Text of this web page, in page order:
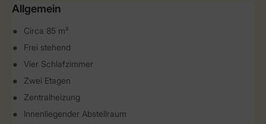
Allgemein
Circa 85 m²
Frei stehend
Vier Schlafzimmer
Zwei Etagen
Zentralheizung
Innenliegender Abstellraum